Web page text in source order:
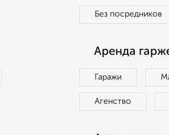
Без посредников
Аренда
Гаражи
Агенство